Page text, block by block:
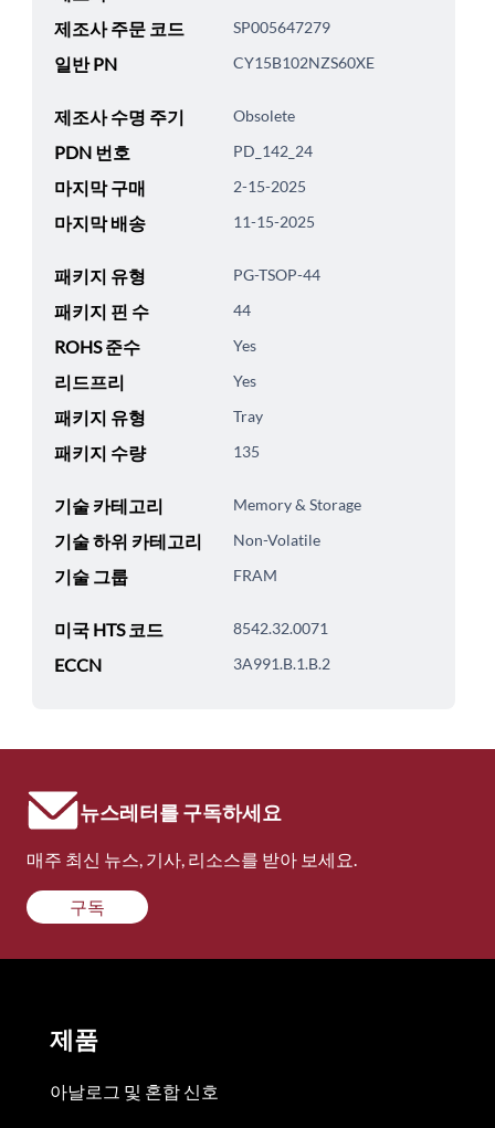
제조사 주문 코드 SP005647279
일반 PN CY15B102NZS60XE
제조사 수명 주기 Obsolete
PDN 번호 PD_142_24
마지막 구매 2-15-2025
마지막 배송 11-15-2025
패키지 유형 PG-TSOP-44
패키지 핀 수 44
ROHS 준수 Yes
리드프리 Yes
패키지 유형 Tray
패키지 수량 135
기술 카테고리 Memory & Storage
기술 하위 카테고리 Non-Volatile
기술 그룹 FRAM
미국 HTS 코드 8542.32.0071
ECCN 3A991.B.1.B.2
뉴스레터를 구독하세요
매주 최신 뉴스, 기사, 리소스를 받아 보세요.
구독
제품
아날로그 및 혼합 신호